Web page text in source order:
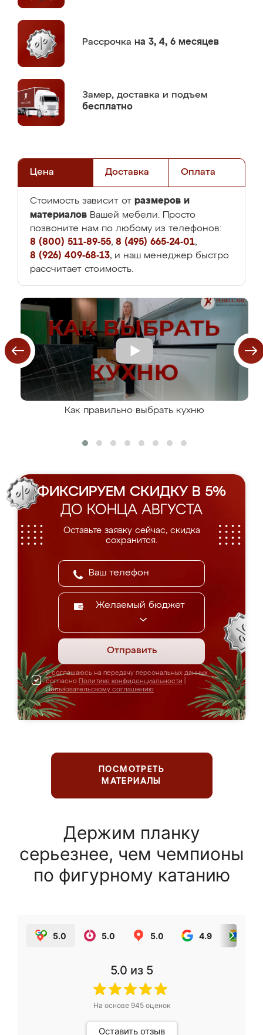
Рассрочка на 3, 4, 6 месяцев
Замер, доставка и подъем
бесплатно
Цена Доставка Оплата
Стоимость зависит от размеров и
материалов Вашей мебели. Просто
позвоните нам по любому из телефонов:
8 (800) 511-89-55, 8 (495) 665-24-01,
8 (926) 409-68-13, и наш менеджер быстро
рассчитает стоимость.
Как правильно выбрать кухню
ФИКСИРУЕМ СКИДКУ В 5%
ДО КОНЦА АВГУСТА
Оставьте заявку сейчас, скидка
сохранится.
Желаемый бюджет
Отправить
Я соглашаюсь на передачу персональных данных
согласно Политике конфиденциальности
Пользовательскому соглашению
ПОСМОТРЕТЬ
МАТЕРИАЛЫ
Держим планку
серьезнее, чем чемпионы
по фигурному катанию
5.0 5.0 5.0 4.9
5.0 из 5
На основе 945оценок
Оставить отзыв